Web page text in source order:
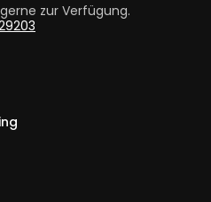
zur Verfügung.